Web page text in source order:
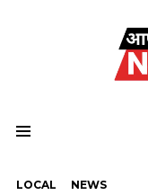
LOCAL NEWS